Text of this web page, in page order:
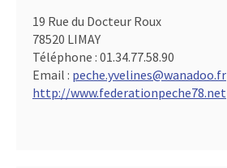
19 Rue du Docteur Roux
78520 LIMAY
Téléphone : 01.34.77.58.90
Email : peche.yvelines@wanadoo.fr
http://www.federationpeche78.net